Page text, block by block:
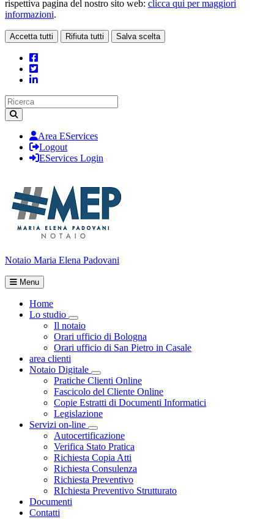
rispettiva pagina del nostro sito web: clicca qui per maggiori
informazioni.
Accetta tutti Rifiuta tutti Salva scelta
Area EServices
Logout
EServices Login
Notaio Maria Elena Padovani
Menu
Home
Lo studio
Visualizza menù di secondo livello
Il notaio
Orari ufficio di Bologna
Orari ufficio di San Pietro in Casale
area clienti
Notaio Digitale
Visualizza menù di secondo livello
Pratiche Clienti Online
Fascicolo del Cliente Online
Copie Estratti di Documenti Informatici
Legislazione
Servizi on-line
Visualizza menù di secondo livello
Autocertificazione
Verifica Stato Pratica
Richiesta Copia Atti
Richiesta Consulenza
Richiesta Preventivo
RIchiesta Preventivo Strutturato
Documenti
Contatti